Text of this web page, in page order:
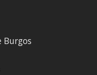
Burgos